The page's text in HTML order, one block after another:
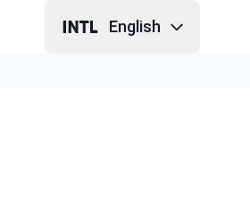
English